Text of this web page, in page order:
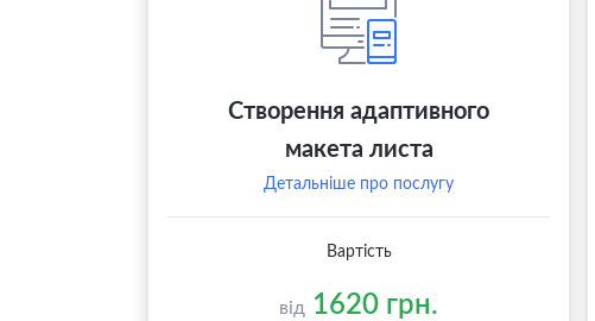
Створення адаптивного
макета листа
Детальніше про послугу
Вартість
від 1620 грн.